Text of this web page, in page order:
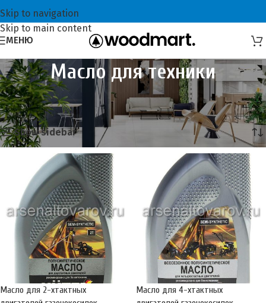
Skip to navigation
Skip to main content
МЕНЮ
Масло для техники
Главная Всё для садоводов
Масло для техники
Showing all 3 results
Show sidebar
Масло для 2-хтактных
Масло для 4-хтактных